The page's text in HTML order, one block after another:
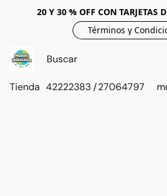
20 Y 30 % OFF CON TARJETAS
Términos y
Tienda 42222383 / 27064797